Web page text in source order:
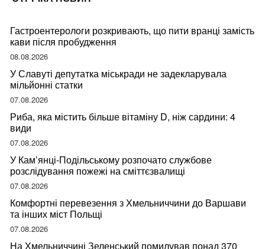
Гастроентерологи розкривають, що пити вранці замість
кави після пробудження
08.08.2026
У Славуті депутатка міськради не задекларувала
мільйонні статки
07.08.2026
Риба, яка містить більше вітаміну D, ніж сардини: 4
види
07.08.2026
У Кам’янці-Подільському розпочато службове
розслідування пожежі на сміттєзвалищі
07.08.2026
Комфортні перевезення з Хмельниччини до Варшави
та інших міст Польщі
07.08.2026
На Хмельниччині Зеленський помилував понад 370